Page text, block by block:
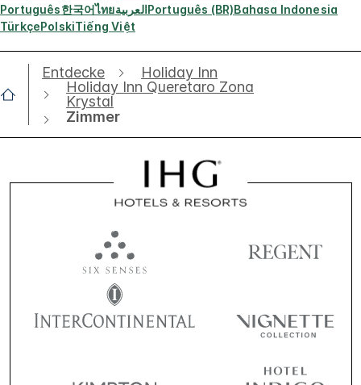
Português한국어ไทยالعربيةPortuguês (BR)Bahasa Indonesia
TürkçePolskiTiếng Việt
Entdecke
Holiday Inn
Holiday Inn Queretaro Zona
Krystal
Zimmer